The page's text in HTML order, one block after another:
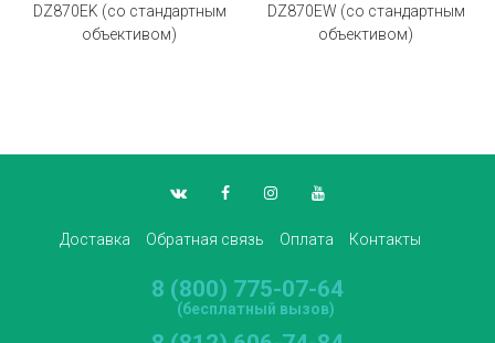
DZ870EK (со стандартным
объективом)
DZ870EW (со стандартным
объективом)
Доставка Обратная связь Оплата Контакты
8 (800) 775-07-64
(бесплатный вызов)